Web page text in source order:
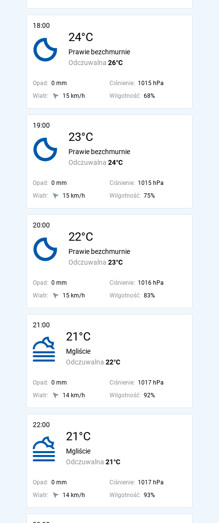
18:00
24°C
Odczuwalna 26°C
Prawie bezchmurnie
Opad: 0 mm Ciśnienie: 1015 hPa
Wiatr:
15 km/h Wilgotność: 68%
19:00
23°C
Odczuwalna 24°C
Prawie bezchmurnie
Opad: 0 mm Ciśnienie: 1015 hPa
Wiatr:
15 km/h Wilgotność: 75%
20:00
22°C
Odczuwalna 23°C
Prawie bezchmurnie
Opad: 0 mm Ciśnienie: 1016 hPa
Wiatr:
15 km/h Wilgotność: 83%
21:00
21°C
Odczuwalna 22°C
Mgliście
Opad: 0 mm Ciśnienie: 1017 hPa
Wiatr:
14 km/h Wilgotność: 92%
22:00
21°C
Odczuwalna 21°C
Mgliście
Opad: 0 mm Ciśnienie: 1017 hPa
Wiatr:
14 km/h Wilgotność: 93%